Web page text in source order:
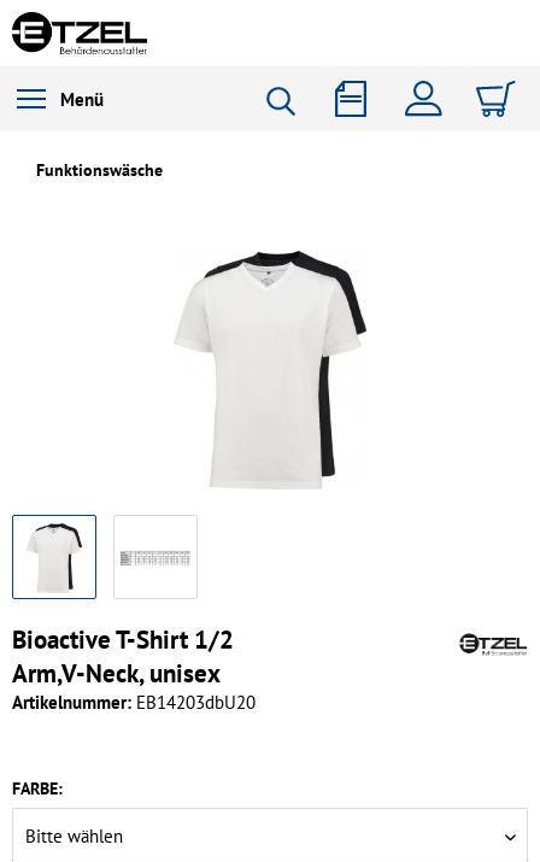
Menü
Funktionswäsche
Bioactive T-Shirt 1/2
Arm,V-Neck, unisex
Artikelnummer: EB14203dbU20
FARBE: